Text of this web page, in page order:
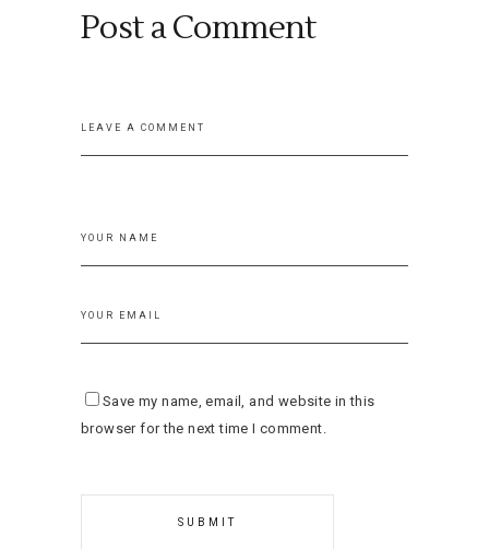
Post a Comment
Save my name, email, and website in this
browser for the next time I comment.